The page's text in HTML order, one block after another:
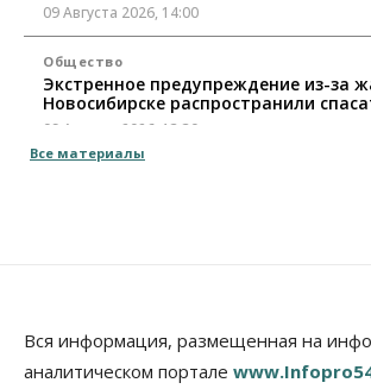
09 Августа 2026, 14:00
Общество
Экстренное предупреждение из-за
Новосибирске распространили
09 Августа 2026, 13:30
«бронировать» со школы
Все материалы
Вся информация, размещенная на
аналитическом портале